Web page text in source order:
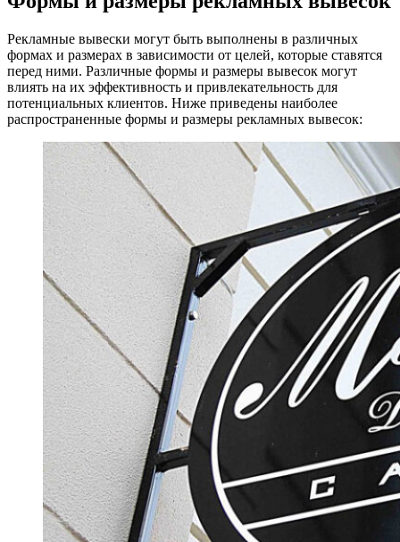
Рекламные вывески могут быть выполнены в различных
формах и размерах в зависимости от целей, которые ставятся
перед ними. Различные формы и размеры вывесок могут
влиять на их эффективность и привлекательность для
потенциальных клиентов. Ниже приведены наиболее
распространенные формы и размеры рекламных вывесок: